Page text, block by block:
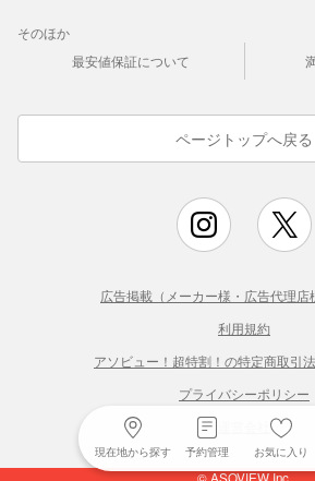
現在地から探す 予約管理 お気に入り
そのほか
最安値保証について
ページトップへ戻る
広告掲載（メーカー様・広告代理店
利用規約
アソビュー！超特割！の特定商取引
プライバシーポリシー